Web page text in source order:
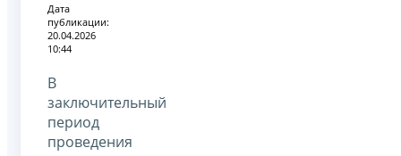
Дата
публикации:
20.04.2026
10:44
В
заключительный
период
проведения